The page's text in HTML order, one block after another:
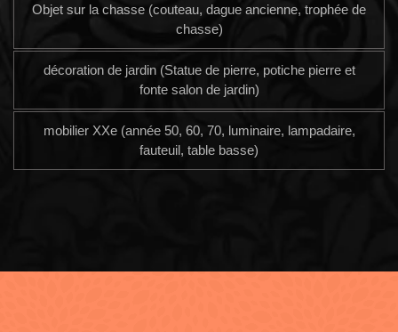
Objet sur la chasse (couteau, dague ancienne, trophée de
chasse)
décoration de jardin (Statue de pierre, potiche pierre et
fonte salon de jardin)
mobilier XXe (année 50, 60, 70, luminaire, lampadaire,
fauteuil, table basse)